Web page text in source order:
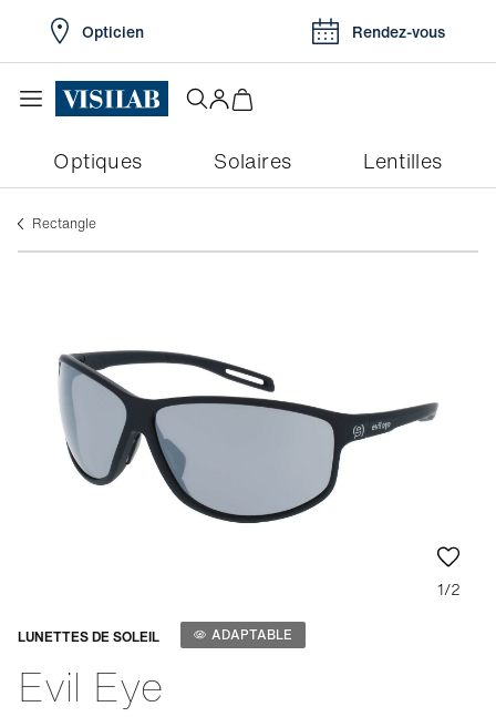
Opticien Rendez-vous
Optiques Solaires Lentilles
rectangle
1/2
LUNETTES DE SOLEIL ADAPTABLE
Evil Eye
Adaptable